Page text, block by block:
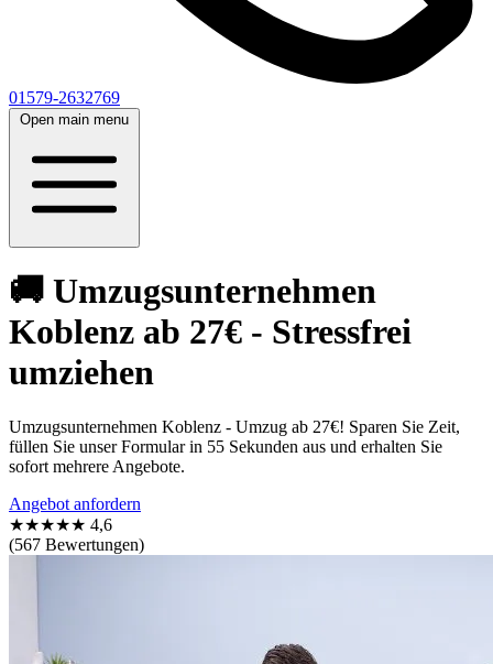
01579-2632769
Open main menu
🚚 Umzugsunternehmen
Koblenz ab 27€ - Stressfrei
umziehen
Umzugsunternehmen Koblenz - Umzug ab 27€! Sparen Sie Zeit,
füllen Sie unser Formular in 55 Sekunden aus und erhalten Sie
sofort mehrere Angebote.
Angebot anfordern
★★★★★ 4,6
(567 Bewertungen)